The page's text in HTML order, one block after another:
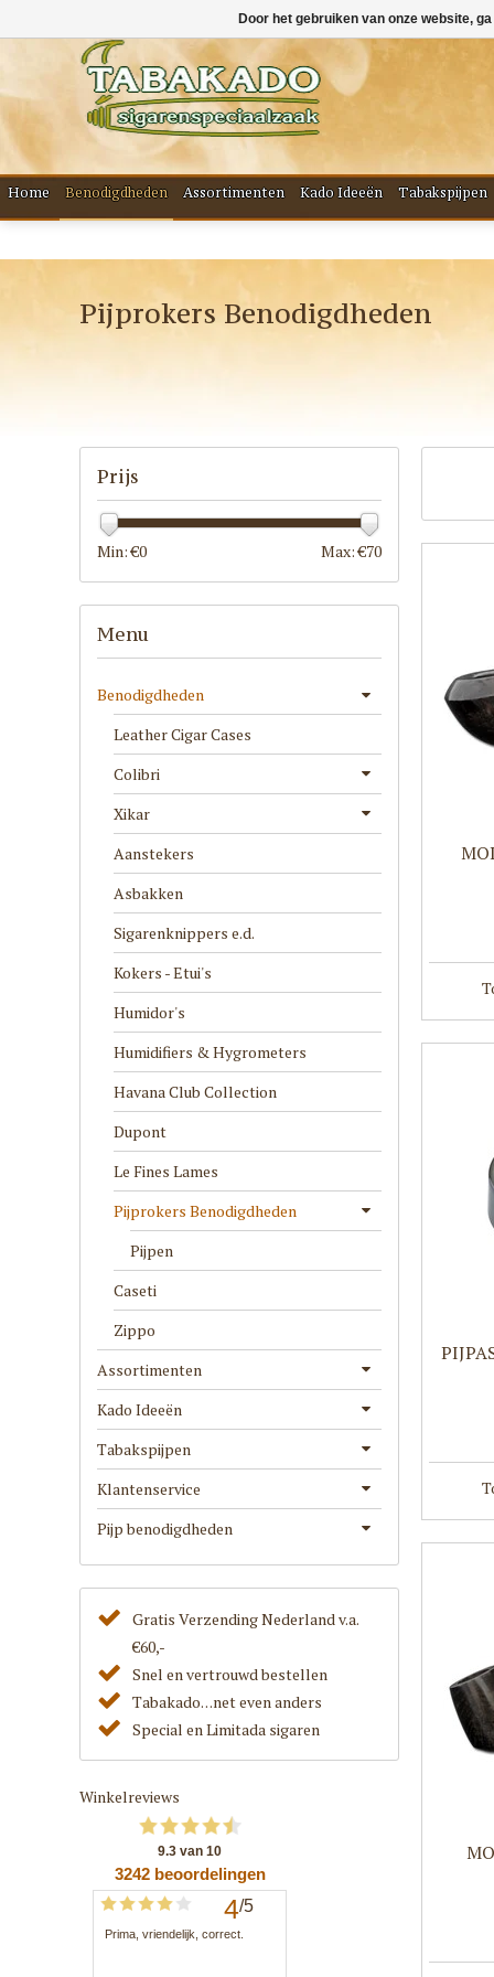
Home Benodigdheden Assortimenten Kado Ideeën Tabakspijpen
Pijprokers Benodigdheden
Prijs
Min: €0 Max: €70
Menu
Benodigdheden
Leather Cigar Cases
Colibri
Xikar
Aanstekers
Asbakken
Sigarenknippers e.d.
Kokers - Etui's
Humidor's
Humidifiers & Hygrometers
Havana Club Collection
Dupont
Le Fines Lames
Pijprokers Benodigdheden
Pijpen
Caseti
Zippo
Assortimenten
Kado Ideeën
Tabakspijpen
Klantenservice
Pijp benodigdheden
Gratis Verzending Nederland v.a.
€60,-
Snel en vertrouwd bestellen
Tabakado. . .net even anders
Special en Limitada sigaren
Winkelreviews
Door het gebruiken van onze website,